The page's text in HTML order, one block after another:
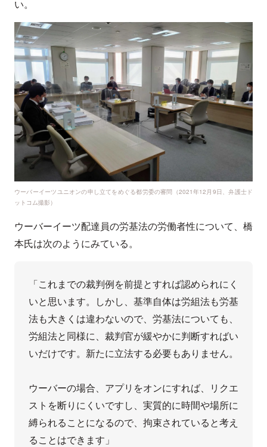
い。
ウーバーイーツユニオンの申し立てをめぐる都労委の審問（2021年12月9日、弁護士ド
ットコム撮影）
ウーバーイーツ配達員の労基法の労働者性について、橋
本氏は次のようにみている。
「これまでの裁判例を前提とすれば認められにく
いと思います。しかし、基準自体は労組法も労基
法も大きくは違わないので、労基法についても、
労組法と同様に、裁判官が緩やかに判断すればい
いだけです。新たに立法する必要もありません。
ウーバーの場合、アプリをオンにすれば、リクエ
ストを断りにくいですし、実質的に時間や場所に
縛られることになるので、拘束されていると考え
ることはできます」